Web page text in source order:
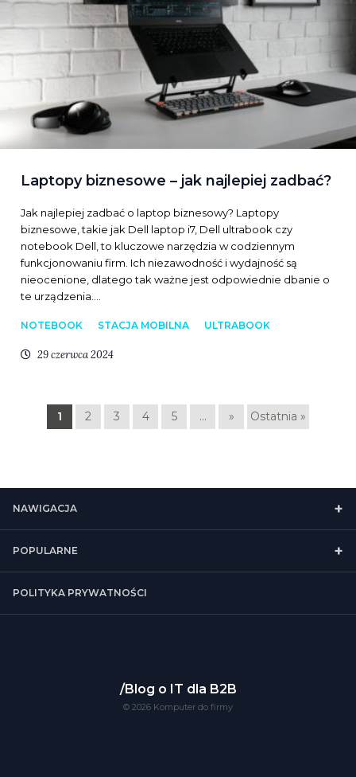
Laptopy biznesowe – jak najlepiej zadbać?
Jak najlepiej zadbać o laptop biznesowy? Laptopy
biznesowe, takie jak Dell laptop i7, Dell ultrabook czy
notebook Dell, to kluczowe narzędzia w codziennym
funkcjonowaniu firm. Ich niezawodność i wydajność są
nieocenione, dlatego tak ważne jest odpowiednie dbanie o
te urządzenia.…
NOTEBOOK STACJA MOBILNA ULTRABOOK
29 czerwca 2024
1 2 3 4 5 ... » Ostatnia »
NAWIGACJA
POPULARNE
POLITYKA PRYWATNOŚCI
Blog o IT dla B2B
© 2026 Komputer do firmy